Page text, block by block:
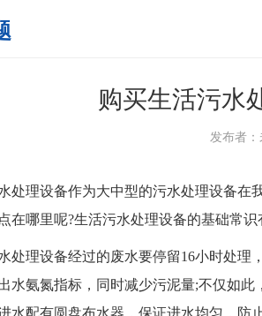
购买生活污水
发布者：
理设备作为大中型的污水处理设备在我
在哪里呢?生活污水处理设备的基础常识
理设备经过的废水要停留16小时处理
水氨氮指标，同时减少污泥量;不仅如
水配有圆盘布水器，保证进水均匀，